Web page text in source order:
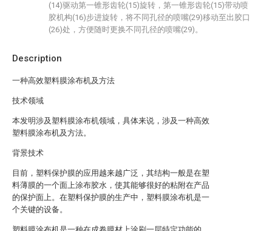
Description
一种高效塑料膜涂布机及方法
技术领域
本发明涉及塑料膜涂布机领域，具体来说，涉及一种高效
塑料膜涂布机及方法。
背景技术
目前，塑料保护膜的应用越来越广泛，其结构一般是在塑
料薄膜的一个面上涂布胶水，使其能够很好的粘附在产品
的保护面上。在塑料保护膜的生产中，塑料膜涂布机是一
个关键的设备。
(14)驱动第一锥形齿轮(15)旋转，第一锥形齿轮(15)带动喷
胶机构(16)步进旋转，将不同孔径的喷嘴(29)移动至出胶口
(26)处，方便随时更换不同孔径的喷嘴(29)。